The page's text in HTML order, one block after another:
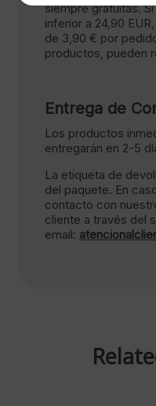
siempre gratuitas.
inferior a 24,90
de 3,90 € por
productos, pueden
Entrega de
Los productos
entregarán en 2-5
La etiqueta de
del paquete. En
contacto con
cliente a través del
email: